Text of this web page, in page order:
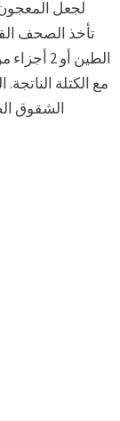
لجعل
الطين
مع الكتلة
الشقوق